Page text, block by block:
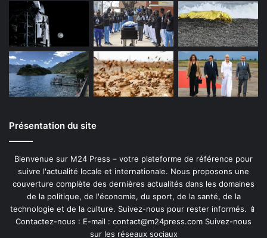
Présentation du site
Bienvenue sur M24 Press – votre plateforme de référence pour
suivre l'actualité locale et internationale. Nous proposons une
couverture complète des dernières actualités dans les domaines
de la politique, de l'économie, du sport, de la santé, de la
technologie et de la culture. Suivez-nous pour rester informés. 📱
Contactez-nous : E-mail : contact@m24press.com Suivez-nous
sur les réseaux sociaux